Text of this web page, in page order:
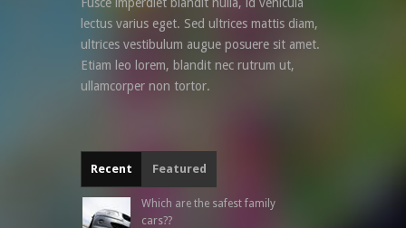
lectus varius eget. Sed ultrices mattis diam,
ultrices vestibulum augue posuere sit amet.
Etiam leo lorem, blandit nec rutrum ut,
ullamcorper non tortor.
Recent Featured
Which are the safest family
cars??